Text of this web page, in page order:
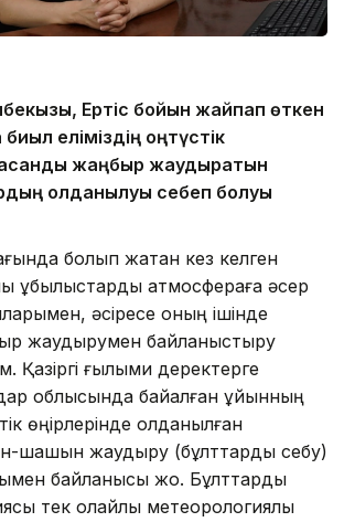
Ертіс бойын жайпап өткен
биыл еліміздің оңтүстік
жаңбыр жаудыратын
қолданылуы себеп болуы
болып жатқан кез келген
құбылыстарды атмосфераға әсер
әсіресе оның ішінде
жаудырумен байланыстыру
Қазіргі ғылыми деректерге
облысында байқалған құйынның
өңірлерінде қолданылған
шашын жаудыру (бұлттарды себу)
байланысы жоқ. Бұлттарды
тек қолайлы метеорологиялық